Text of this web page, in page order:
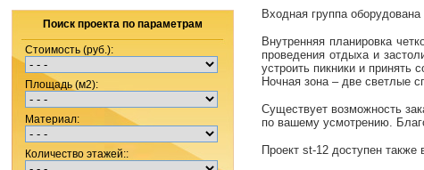
Поиск проекта по параметрам
Стоимость (руб.):
Площадь (м2):
Материал:
Количество этажей::
Входная группа
Внутренняя планировка
проведения отдыха и
устроить пикники и принять
Ночная зона – две светлые
Существует возможность
по вашему усмотрению.
Проект st-12 доступен также